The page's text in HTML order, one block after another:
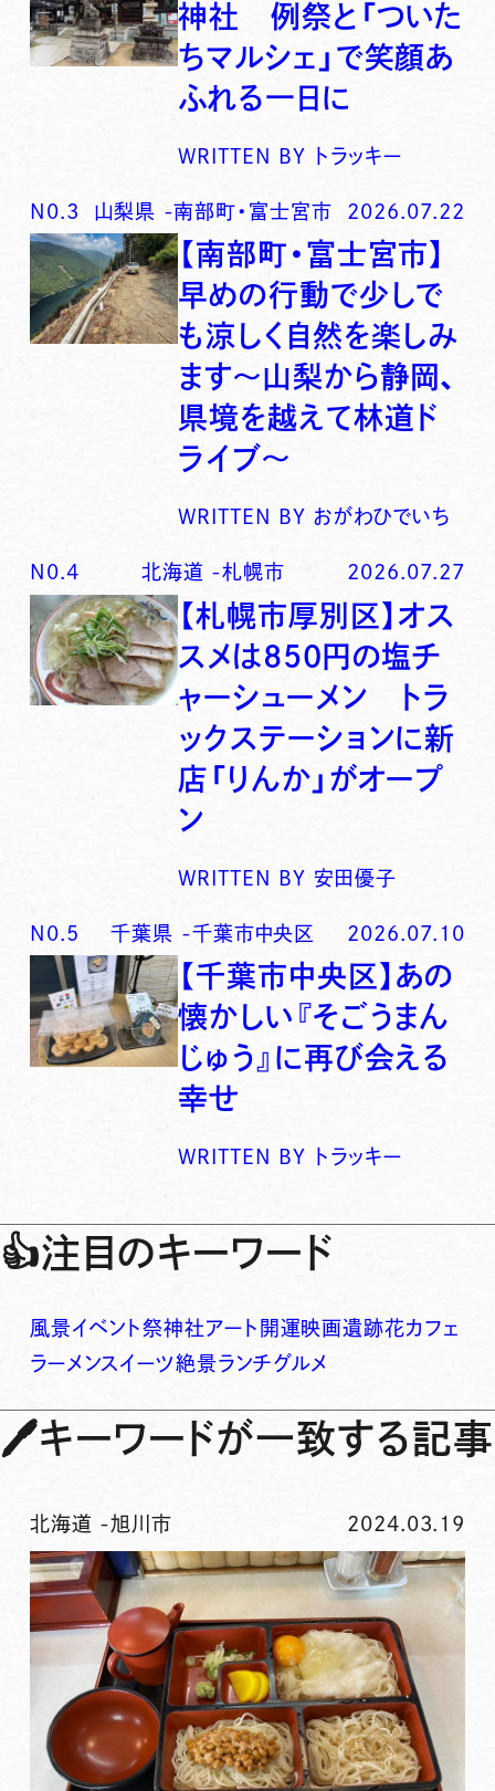
神社 例祭と「ついた
ちマルシェ」で笑顔あ
ふれる一日に
WRITTEN BY トラッキー
N0. 3 山梨県 -南部町・富士宮市 2026.07.22
【南部町・富士宮市】
早めの行動で少しで
も涼しく自然を楽しみ
ます〜山梨から静岡、
県境を越えて林道ド
ライブ〜
WRITTEN BY おがわひでいち
N0.4 北海道 -札幌市 2026.07.27
【札幌市厚別区】オス
スメは850円の塩チ
ャーシューメン トラ
ックステーションに新
店「りんか」がオープ
ン
WRITTEN BY 安田優子
N0. 5 千葉県 -千葉市中央区 2026.07.10
【千葉市中央区】あの
懐かしい『そごうまん
じゅう』に再び会える
幸せ
WRITTEN BY トラッキー
👍注目のキーワード
風景イベント祭神社アート 開運映画遺跡花カフェ
ラーメンスイーツ絶景ランチグルメ
🖊キーワードが一致する記事
北海道 -旭川市 2024.03.19